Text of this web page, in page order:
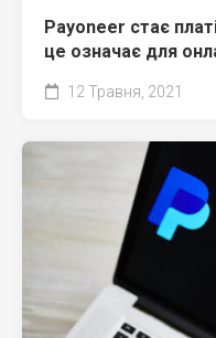
Payoneer стає
це означає для
12 Травня, 2021